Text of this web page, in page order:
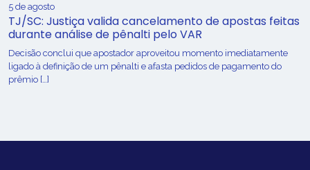
5 de agosto
TJ/SC: Justiça valida cancelamento de apostas feitas
durante análise de pênalti pelo VAR
Decisão conclui que apostador aproveitou momento imediatamente
ligado à definição de um pênalti e afasta pedidos de pagamento do
prêmio […]